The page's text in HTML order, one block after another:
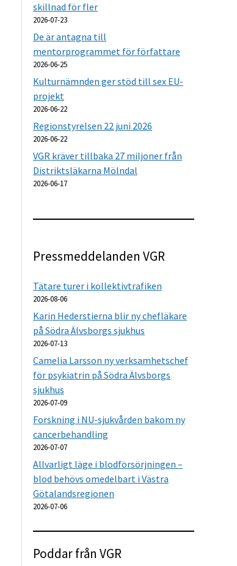
skillnad för fler
2026-07-23
De är antagna till
mentorprogrammet för författare
2026-06-25
Kulturnämnden ger stöd till sex EU-
projekt
2026-06-22
Regionstyrelsen 22 juni 2026
2026-06-22
VGR kräver tillbaka 27 miljoner från
Distriktsläkarna Mölndal
2026-06-17
Pressmeddelanden VGR
Tätare turer i kollektivtrafiken
2026-08-06
Karin Hederstierna blir ny chefläkare
på Södra Älvsborgs sjukhus
2026-07-13
Camelia Larsson ny verksamhetschef
för psykiatrin på Södra Älvsborgs
sjukhus
2026-07-09
Forskning i NU-sjukvården bakom ny
cancerbehandling
2026-07-07
Allvarligt läge i blodförsörjningen –
blod behövs omedelbart i Västra
Götalandsregionen
2026-07-06
Poddar från VGR